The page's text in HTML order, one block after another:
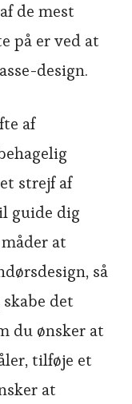
de mest
på er ved at
design.
af
strejf af
guide dig
at
så
det
du ønsker at
tilføje et
at